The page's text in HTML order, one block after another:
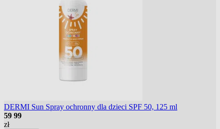
DERMI Sun Spray ochronny dla dzieci SPF 50, 125 ml
59 99
zł